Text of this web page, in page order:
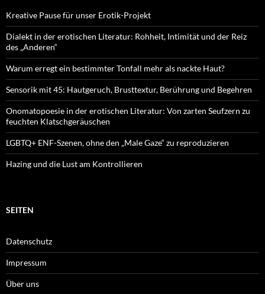
Kreative Pause für unser Erotik-Projekt
Dialekt in der erotischen Literatur: Rohheit, Intimität und der Reiz
des „Anderen“
Warum erregt ein bestimmter Tonfall mehr als nackte Haut?
Sensorik mit 45: Hautgeruch, Brusttextur, Berührung und Begehren
Onomatopoesie in der erotischen Literatur: Von zarten Seufzern zu
feuchten Klatschgeräuschen
LGBTQ+ ENF-Szenen, ohne den „Male Gaze“ zu reproduzieren
Hazing und die Lust am Kontrollieren
SEITEN
Datenschutz
Impressum
Über uns